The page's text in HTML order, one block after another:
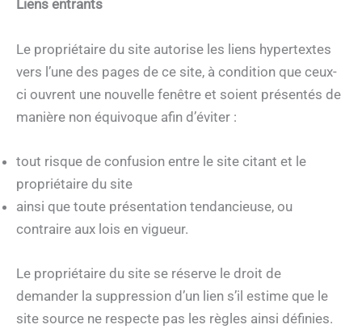
Liens entrants
Le propriétaire du site autorise les liens hypertextes
vers l’une des pages de ce site, à condition que ceux-
ci ouvrent une nouvelle fenêtre et soient présentés de
manière non équivoque afin d’éviter :
tout risque de confusion entre le site citant et le
propriétaire du site
ainsi que toute présentation tendancieuse, ou
contraire aux lois en vigueur.
Le propriétaire du site se réserve le droit de
demander la suppression d’un lien s’il estime que le
site source ne respecte pas les règles ainsi définies.